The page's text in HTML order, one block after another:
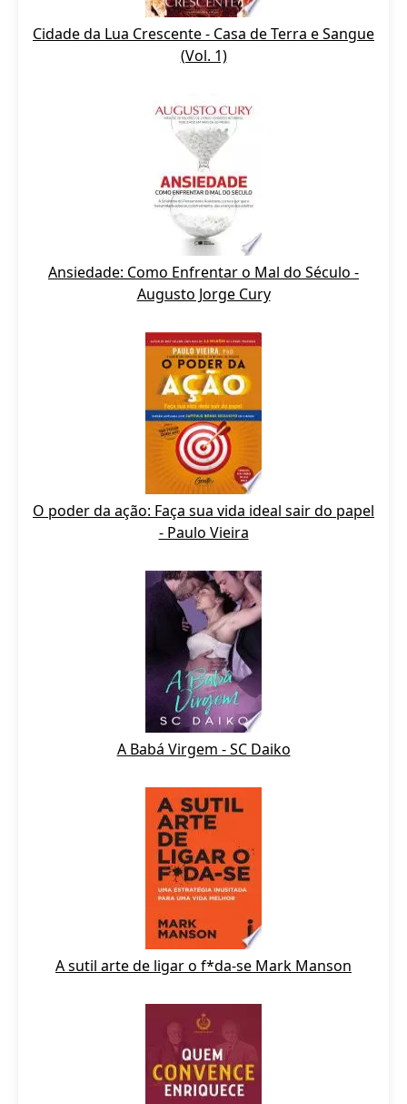
Cidade da Lua Crescente - Casa de Terra e Sangue
(Vol. 1)
Ansiedade: Como Enfrentar o Mal do Século -
Augusto Jorge Cury
O poder da ação: Faça sua vida ideal sair do papel
- Paulo Vieira
A Babá Virgem - SC Daiko
A sutil arte de ligar o f*da-se Mark Manson